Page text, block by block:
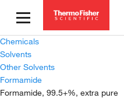
Chemicals
Solvents
Other Solvents
Formamide
Formamide, 99.5+%, extra pure